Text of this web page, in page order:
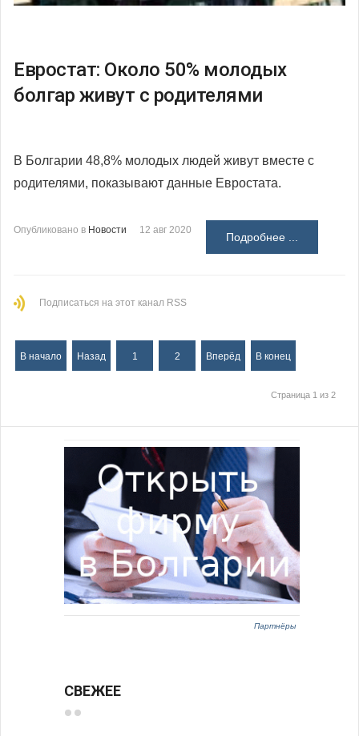
Евростат: Около 50% молодых
болгар живут с родителями
В Болгарии 48,8% молодых людей живут вместе с
родителями, показывают данные Евростата.
Опубликовано в Новости 12 авг 2020
Подробнее ...
Подписаться на этот канал RSS
В начало Назад 1 2 Вперёд В конец
Страница 1 из 2
Партнёры
СВЕЖЕЕ